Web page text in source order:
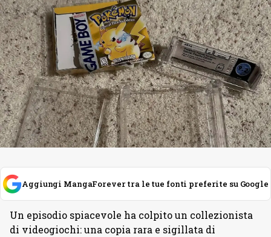
Aggiungi MangaForever tra le tue fonti preferite su Google
Un episodio spiacevole ha colpito un collezionista
di videogiochi: una copia rara e sigillata di